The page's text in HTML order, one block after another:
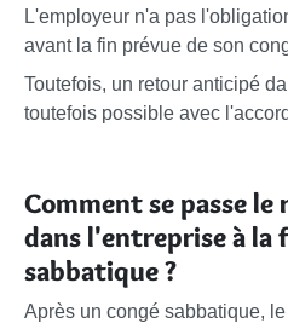
L'employeur n'a pas
avant la fin prévue de son
Toutefois, un retour anticipé
toutefois possible avec
Comment se passe
dans l'entreprise à la
sabbatique ?
Après un congé sabbatique,